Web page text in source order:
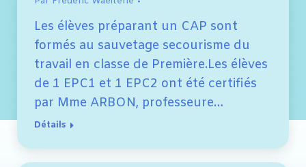
Les élèves préparant un CAP sont
formés au sauvetage secourisme du
travail en classe de Première.Les élèves
de 1 EPC1 et 1 EPC2 ont été certifiés
par Mme ARBON, professeure…
Détails